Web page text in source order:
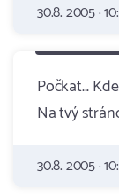
30.8. 2005 ·
Počkat...
Na tvý
30.8. 2005 ·